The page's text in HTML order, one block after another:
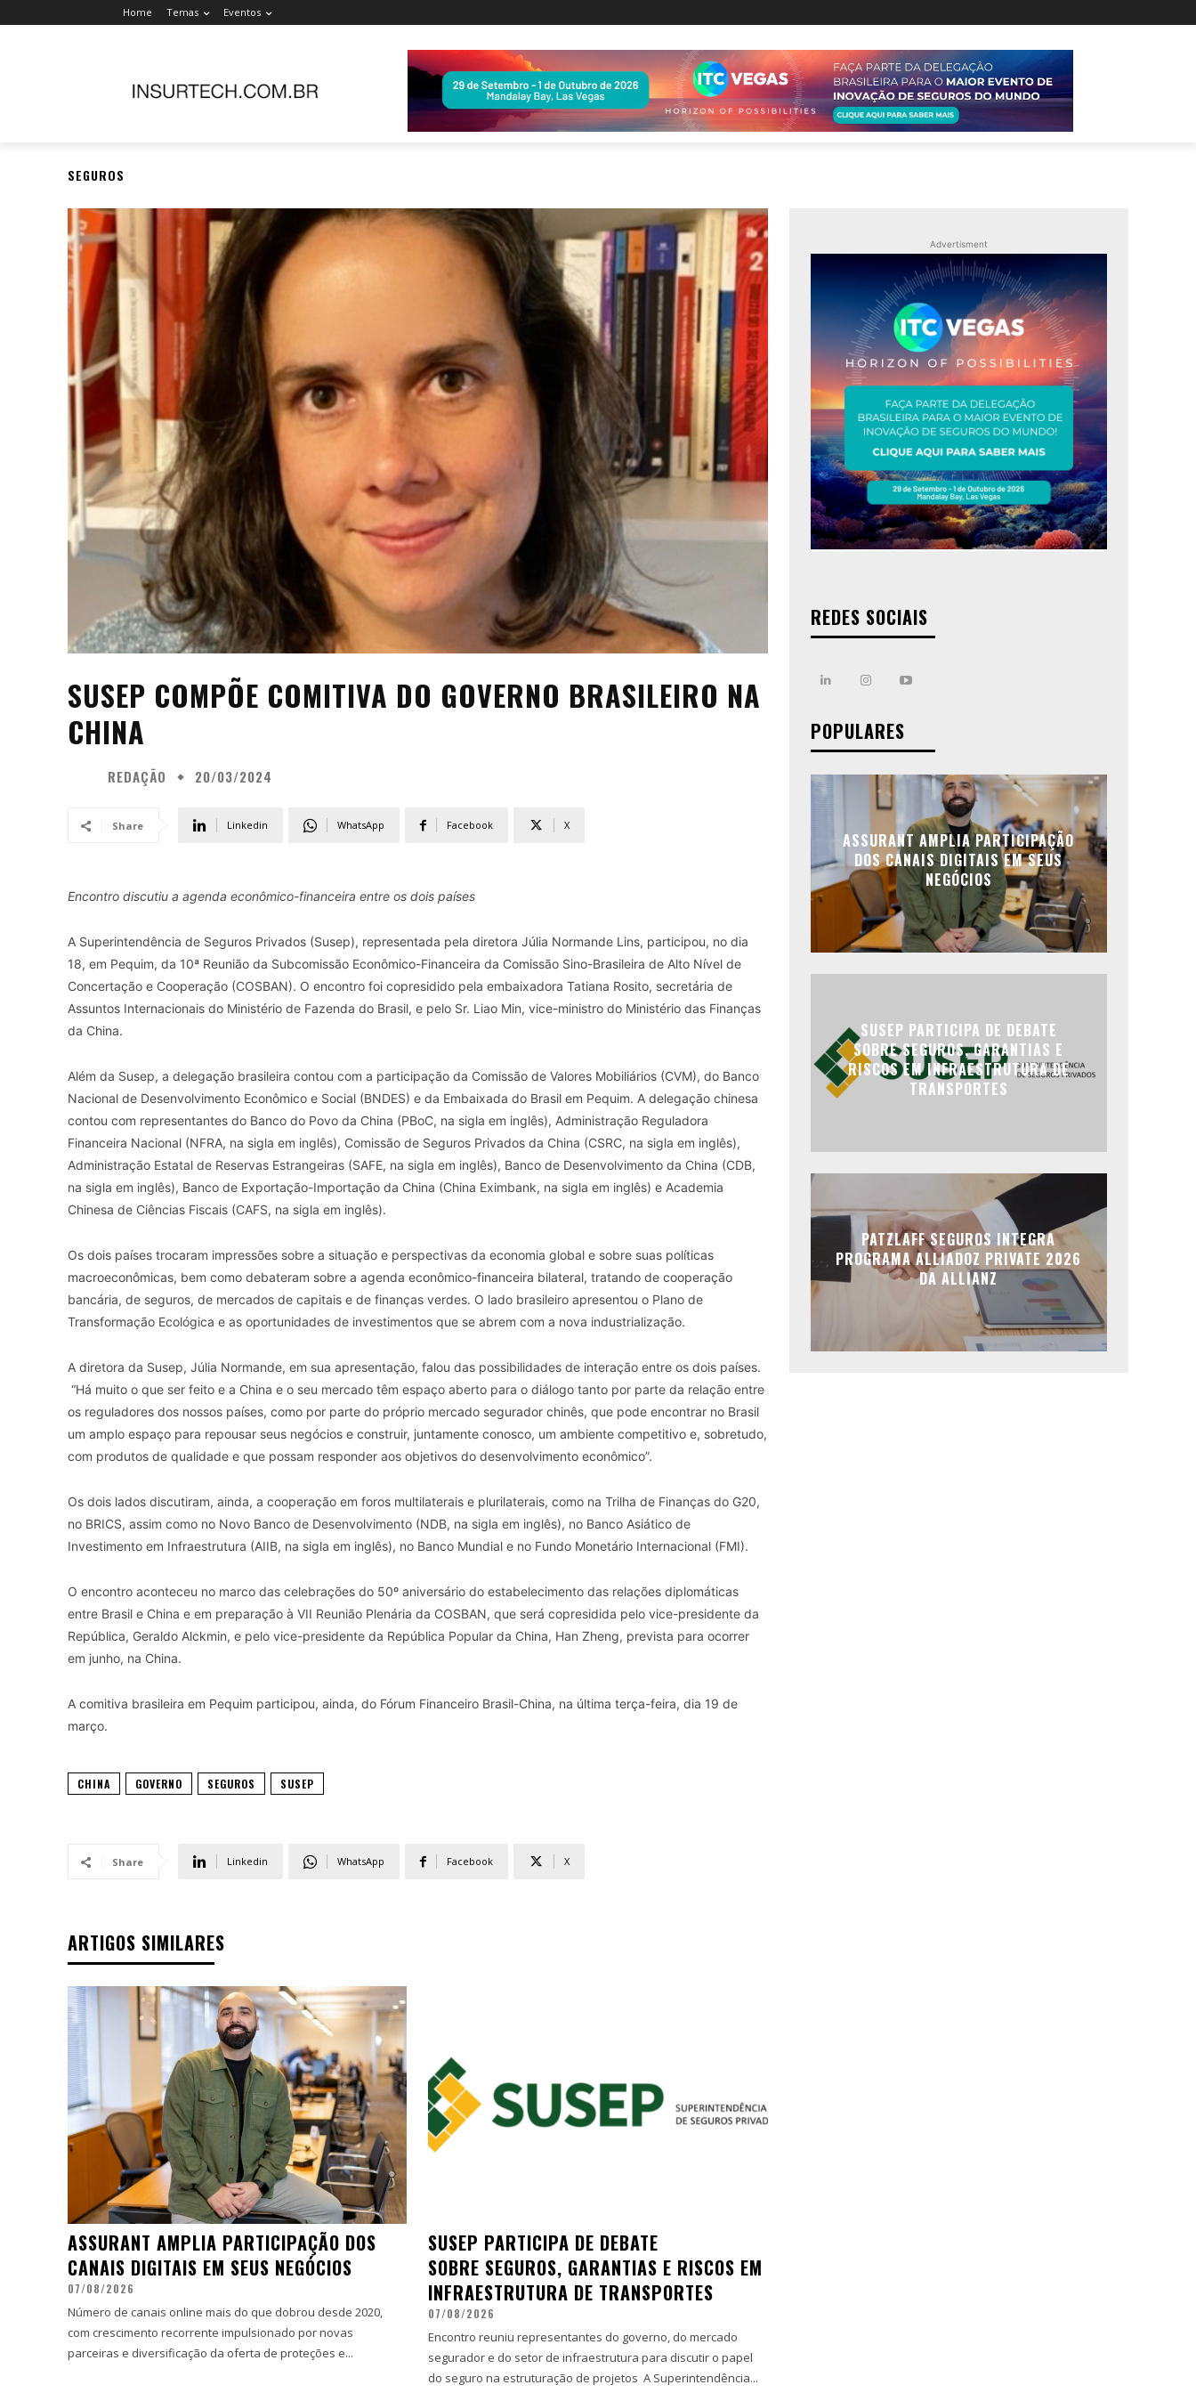
Home Temas Eventos
SEGUROS
SUSEP COMPÕE COMITIVA DO GOVERNO BRASILEIRO NA
CHINA
REDAÇÃO 20/03/2024
Share Linkedin WhatsApp Facebook X
Encontro discutiu a agenda econômico-financeira entre os dois países
A Superintendência de Seguros Privados (Susep), representada pela diretora Júlia Normande Lins, participou, no dia
18, em Pequim, da 10ª Reunião da Subcomissão Econômico-Financeira da Comissão Sino-Brasileira de Alto Nível de
Concertação e Cooperação (COSBAN). O encontro foi copresidido pela embaixadora Tatiana Rosito, secretária de
Assuntos Internacionais do Ministério de Fazenda do Brasil, e pelo Sr. Liao Min, vice-ministro do Ministério das Finanças
da China.
Além da Susep, a delegação brasileira contou com a participação da Comissão de Valores Mobiliários (CVM), do Banco
Nacional de Desenvolvimento Econômico e Social (BNDES) e da Embaixada do Brasil em Pequim. A delegação chinesa
contou com representantes do Banco do Povo da China (PBoC, na sigla em inglês), Administração Reguladora
Financeira Nacional (NFRA, na sigla em inglês), Comissão de Seguros Privados da China (CSRC, na sigla em inglês),
Administração Estatal de Reservas Estrangeiras (SAFE, na sigla em inglês), Banco de Desenvolvimento da China (CDB,
na sigla em inglês), Banco de Exportação-Importação da China (China Eximbank, na sigla em inglês) e Academia
Chinesa de Ciências Fiscais (CAFS, na sigla em inglês).
Os dois países trocaram impressões sobre a situação e perspectivas da economia global e sobre suas políticas
macroeconômicas, bem como debateram sobre a agenda econômico-financeira bilateral, tratando de cooperação
bancária, de seguros, de mercados de capitais e de finanças verdes. O lado brasileiro apresentou o Plano de
Transformação Ecológica e as oportunidades de investimentos que se abrem com a nova industrialização.
A diretora da Susep, Júlia Normande, em sua apresentação, falou das possibilidades de interação entre os dois países.
“Há muito o que ser feito e a China e o seu mercado têm espaço aberto para o diálogo tanto por parte da relação entre
os reguladores dos nossos países, como por parte do próprio mercado segurador chinês, que pode encontrar no Brasil
um amplo espaço para repousar seus negócios e construir, juntamente conosco, um ambiente competitivo e, sobretudo,
com produtos de qualidade e que possam responder aos objetivos do desenvolvimento econômico”.
Os dois lados discutiram, ainda, a cooperação em foros multilaterais e plurilaterais, como na Trilha de Finanças do G20,
no BRICS, assim como no Novo Banco de Desenvolvimento (NDB, na sigla em inglês), no Banco Asiático de
Investimento em Infraestrutura (AIIB, na sigla em inglês), no Banco Mundial e no Fundo Monetário Internacional (FMI).
O encontro aconteceu no marco das celebrações do 50º aniversário do estabelecimento das relações diplomáticas
entre Brasil e China e em preparação à VII Reunião Plenária da COSBAN, que será copresidida pelo vice-presidente da
República, Geraldo Alckmin, e pelo vice-presidente da República Popular da China, Han Zheng, prevista para ocorrer
em junho, na China.
A comitiva brasileira em Pequim participou, ainda, do Fórum Financeiro Brasil-China, na última terça-feira, dia 19 de
março.
CHINA GOVERNO SEGUROS SUSEP
Share Linkedin WhatsApp Facebook X
ARTIGOS SIMILARES
ASSURANT AMPLIA PARTICIPAÇÃO DOS
CANAIS DIGITAIS EM SEUS NEGÓCIOS
07/08/2026
Número de canais online mais do que dobrou desde 2020,
com crescimento recorrente impulsionado por novas
parceiras e diversificação da oferta de proteções e...
SUSEP PARTICIPA DE DEBATE
SOBRE SEGUROS, GARANTIAS E RISCOS EM
INFRAESTRUTURA DE TRANSPORTES
07/08/2026
Encontro reuniu representantes do governo, do mercado
segurador e do setor de infraestrutura para discutir o papel
do seguro na estruturação de projetos A Superintendência...
Advertisment
REDES SOCIAIS
POPULARES
ASSURANT AMPLIA PARTICIPAÇÃO
DOS CANAIS DIGITAIS EM SEUS
NEGÓCIOS
SUSEP PARTICIPA DE DEBATE
SOBRE SEGUROS, GARANTIAS E
RISCOS EM INFRAESTRUTURA DE
TRANSPORTES
PATZLAFF SEGUROS INTEGRA
PROGRAMA ALLIADOZ PRIVATE 2026
DA ALLIANZ